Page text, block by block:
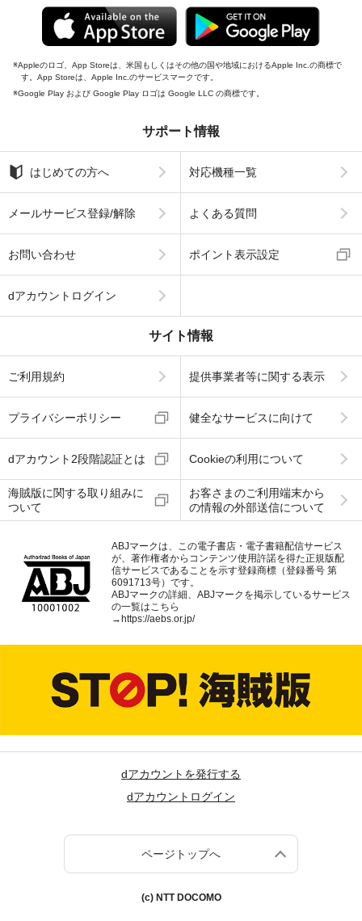
Appleのロゴ、App Storeは、米国もしくはその他の国や地域におけるApple Inc.の商標で
す。App Storeは、Apple Inc.のサービスマークです。
Google Play および Google Play ロゴは Google LLC の商標です。
サポート情報
はじめての方へ 対応機種一覧
メールサービス登録/解除 よくある質問
お問い合わせ ポイント表示設定
dアカウントログイン
サイト情報
ご利用規約 提供事業者等に関する表示
プライバシーポリシー 健全なサービスに向けて
dアカウント2段階認証とは Cookieの利用について
海賊版に関する取り組みに
ついて
お客さまのご利用端末から
の情報の外部送信について
ABJマークは、この電子書店・電子書籍配信サービス
が、著作権者からコンテンツ使用許諾を得た正規版配
信サービスであることを示す登録商標（登録番号 第
6091713号）です。
ABJマークの詳細、ABJマークを掲示しているサービス
の一覧はこちら
→ https://aebs.or.jp/
dアカウントを発行する
dアカウントログイン
ページトップへ
(c) NTT DOCOMO